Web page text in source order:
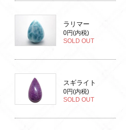
ラリマー
0円(内税)
SOLD OUT
スギライト
0円(内税)
SOLD OUT